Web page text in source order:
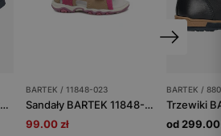
Trzewiki ocieplane BARTEK 17566008, dla dziewcząt, granatowo-srebrny
BARTEK / 11848-023
Sandały BARTEK 11848-023, dla dziewcząt, beżowo-różowy
99.00 zł
BARTEK /
od 299.00